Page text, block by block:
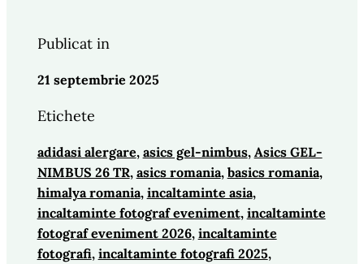
Publicat in
21 septembrie 2025
Etichete
adidasi alergare, asics gel-nimbus, Asics GEL-
NIMBUS 26 TR, asics romania, basics romania ,
himalya romania, incaltaminte asia ,
incaltaminte fotograf eveniment, incaltaminte
fotograf eveniment 2026, incaltaminte
fotografi, incaltaminte fotografi 2025 ,